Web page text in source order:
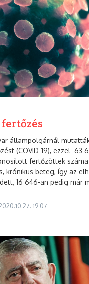
fertőzés
állampolgárnál
(COVID-19), ezzel 63
fertőzöttek
krónikus beteg, így az
16 646-an pedig már
19:07